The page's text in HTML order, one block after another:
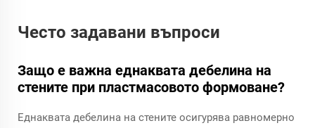
Често задавани въпроси
Защо е важна еднаквата дебелина на
стените при пластмасовото формоване?
Еднаквата дебелина на стените осигурява равномерно